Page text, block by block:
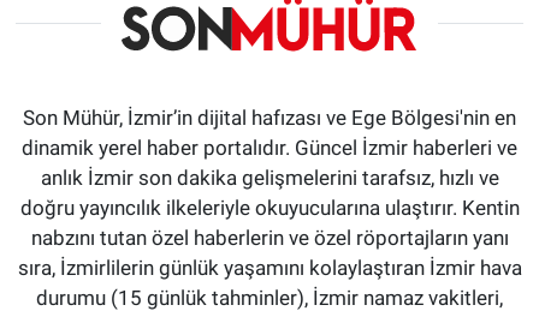
Son Mühür, İzmir’in dijital hafızası ve Ege Bölgesi'nin en
dinamik yerel haber portalıdır. Güncel İzmir haberleri ve
anlık İzmir son dakika gelişmelerini tarafsız, hızlı ve
doğru yayıncılık ilkeleriyle okuyucularına ulaştırır. Kentin
nabzını tutan özel haberlerin ve özel röportajların yanı
sıra, İzmirlilerin günlük yaşamını kolaylaştıran İzmir hava
durumu (15 günlük tahminler), İzmir namaz vakitleri,